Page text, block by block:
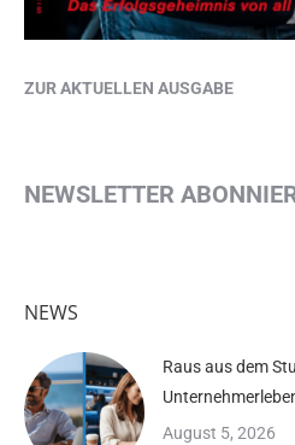
ZUR AKTUELLEN AUSGABE
NEWSLETTER
NEWS
Raus aus dem
August 5, 2026